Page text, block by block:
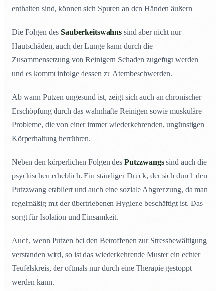
enthalten sind, können sich Spuren an den Händen äußern.
Die Folgen des Sauberkeitswahns sind aber nicht nur
Hautschäden, auch der Lunge kann durch die
Zusammensetzung von Reinigern Schaden zugefügt werden
und es kommt infolge dessen zu Atembeschwerden.
Ab wann Putzen ungesund ist, zeigt sich auch an chronischer
Erschöpfung durch das wahnhafte Reinigen sowie muskuläre
Probleme, die von einer immer wiederkehrenden, ungünstigen
Körperhaltung herrühren.
Neben den körperlichen Folgen des Putzzwangs sind auch die
psychischen erheblich. Ein ständiger Druck, der sich durch den
Putzzwang etabliert und auch eine soziale Abgrenzung, da man
regelmäßig mit der übertriebenen Hygiene beschäftigt ist. Das
sorgt für Isolation und Einsamkeit.
Auch, wenn Putzen bei den Betroffenen zur Stressbewältigung
verstanden wird, so ist das wiederkehrende Muster ein echter
Teufelskreis, der oftmals nur durch eine Therapie gestoppt
werden kann.